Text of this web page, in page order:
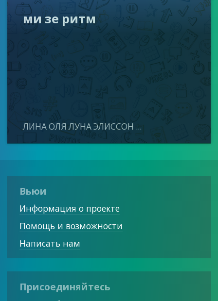
ми зе ритм
ЛИНА ОЛЯ ЛУНА ЭЛИССОН ...
Вьюи
Информация о проекте
Помощь и возможности
Написать нам
Присоединяйтесь